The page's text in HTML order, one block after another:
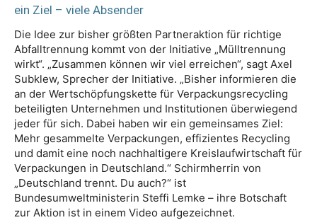
ein Ziel – viele Absender
Die Idee zur bisher größten Partneraktion für richtige
Abfalltrennung kommt von der Initiative „Mülltrennung
wirkt“. „Zusammen können wir viel erreichen“, sagt Axel
Subklew, Sprecher der Initiative. „Bisher informieren die
an der Wertschöpfungskette für Verpackungsrecycling
beteiligten Unternehmen und Institutionen überwiegend
jeder für sich. Dabei haben wir ein gemeinsames Ziel:
Mehr gesammelte Verpackungen, effizientes Recycling
und damit eine noch nachhaltigere Kreislaufwirtschaft für
Verpackungen in Deutschland.“ Schirmherrin von
„Deutschland trennt. Du auch?“ ist
Bundesumweltministerin Steffi Lemke – ihre Botschaft
zur Aktion ist in einem Video aufgezeichnet.